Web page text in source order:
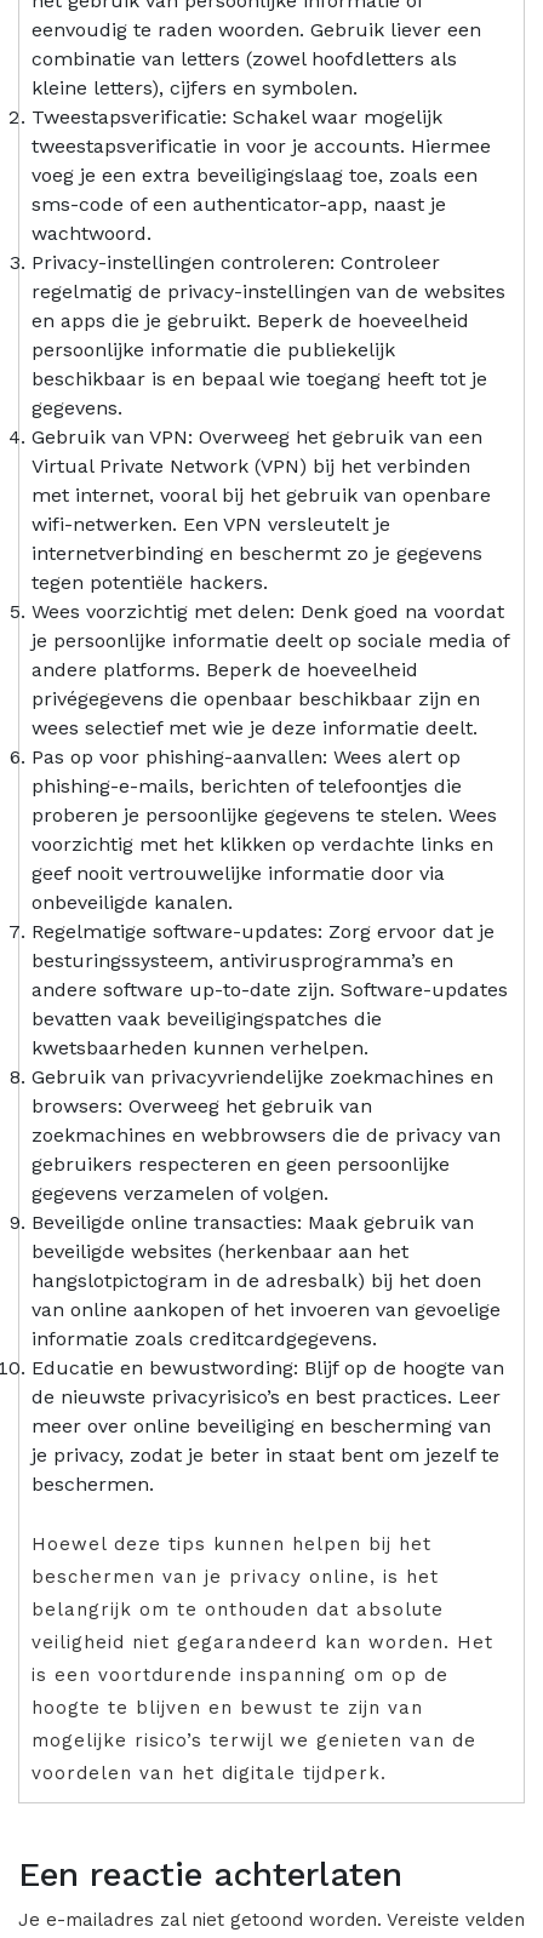
eenvoudig te raden woorden. Gebruik liever een
combinatie van letters (zowel hoofdletters als
kleine letters), cijfers en symbolen.
Tweestapsverificatie: Schakel waar mogelijk
tweestapsverificatie in voor je accounts. Hiermee
voeg je een extra beveiligingslaag toe, zoals een
sms-code of een authenticator-app, naast je
wachtwoord.
Privacy-instellingen controleren: Controleer
regelmatig de privacy-instellingen van de websites
en apps die je gebruikt. Beperk de hoeveelheid
persoonlijke informatie die publiekelijk
beschikbaar is en bepaal wie toegang heeft tot je
gegevens.
Gebruik van VPN: Overweeg het gebruik van een
Virtual Private Network (VPN) bij het verbinden
met internet, vooral bij het gebruik van openbare
wifi-netwerken. Een VPN versleutelt je
internetverbinding en beschermt zo je gegevens
tegen potentiële hackers.
Wees voorzichtig met delen: Denk goed na voordat
je persoonlijke informatie deelt op sociale media of
andere platforms. Beperk de hoeveelheid
privégegevens die openbaar beschikbaar zijn en
wees selectief met wie je deze informatie deelt.
Pas op voor phishing-aanvallen: Wees alert op
phishing-e-mails, berichten of telefoontjes die
proberen je persoonlijke gegevens te stelen. Wees
voorzichtig met het klikken op verdachte links en
geef nooit vertrouwelijke informatie door via
onbeveiligde kanalen.
Regelmatige software-updates: Zorg ervoor dat je
besturingssysteem, antivirusprogramma’s en
andere software up-to-date zijn. Software-updates
bevatten vaak beveiligingspatches die
kwetsbaarheden kunnen verhelpen.
Gebruik van privacyvriendelijke zoekmachines en
browsers: Overweeg het gebruik van
zoekmachines en webbrowsers die de privacy van
gebruikers respecteren en geen persoonlijke
gegevens verzamelen of volgen.
Beveiligde online transacties: Maak gebruik van
beveiligde websites (herkenbaar aan het
hangslotpictogram in de adresbalk) bij het doen
van online aankopen of het invoeren van gevoelige
informatie zoals creditcardgegevens.
Educatie en bewustwording: Blijf op de hoogte van
de nieuwste privacyrisico’s en best practices. Leer
meer over online beveiliging en bescherming van
je privacy, zodat je beter in staat bent om jezelf te
beschermen.
Hoewel deze tips kunnen helpen bij het
beschermen van je privacy online, is het
belangrijk om te onthouden dat absolute
veiligheid niet gegarandeerd kan worden. Het
is een voortdurende inspanning om op de
hoogte te blijven en bewust te zijn van
mogelijke risico’s terwijl we genieten van de
voordelen van het digitale tijdperk.
Een reactie achterlaten
Je e-mailadres zal niet getoond worden. Vereiste velden